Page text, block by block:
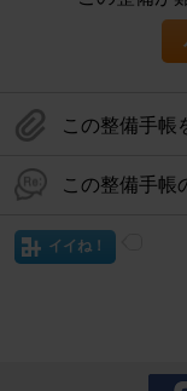
この整備手帳
この整備手帳
イイね！